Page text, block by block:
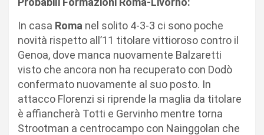
In casa Roma nel solito 4-3-3 ci sono poche
novità rispetto all’11 titolare vittioroso contro il
Genoa, dove manca nuovamente Balzaretti
visto che ancora non ha recuperato con Dodò
confermato nuovamente al suo posto. In
attacco Florenzi si riprende la maglia da titolare
è affiancherà Totti e Gervinho mentre torna
Strootman a centrocampo con Nainggolan che